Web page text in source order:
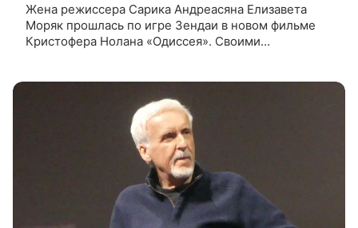
Жена режиссера Сарика Андреасяна Елизавета
Моряк прошлась по игре Зендаи в новом фильме
Кристофера Нолана «Одиссея». Своими